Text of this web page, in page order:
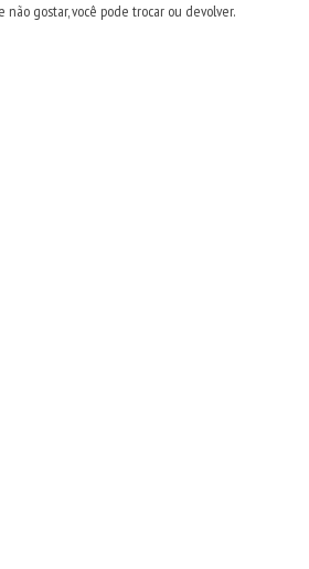
não gostar, você pode trocar ou devolver.